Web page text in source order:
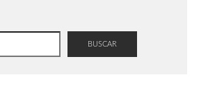
BUSCAR